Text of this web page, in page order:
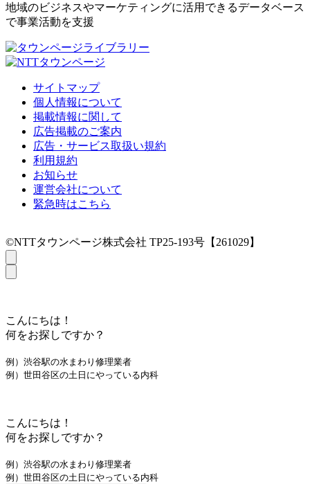
地域のビジネスやマーケティングに活用できるデータベース
で事業活動を支援
サイトマップ
個人情報について
掲載情報に関して
広告掲載のご案内
広告・サービス取扱い規約
利用規約
お知らせ
運営会社について
緊急時はこちら
©NTTタウンページ株式会社 TP25-193号【261029】
こんにちは！
何をお探しですか？
例）渋谷駅の水まわり修理業者
例）世田谷区の土日にやっている内科
こんにちは！
何をお探しですか？
例）渋谷駅の水まわり修理業者
例）世田谷区の土日にやっている内科